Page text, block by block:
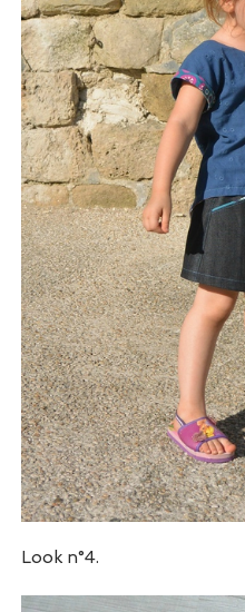
Look n°4.